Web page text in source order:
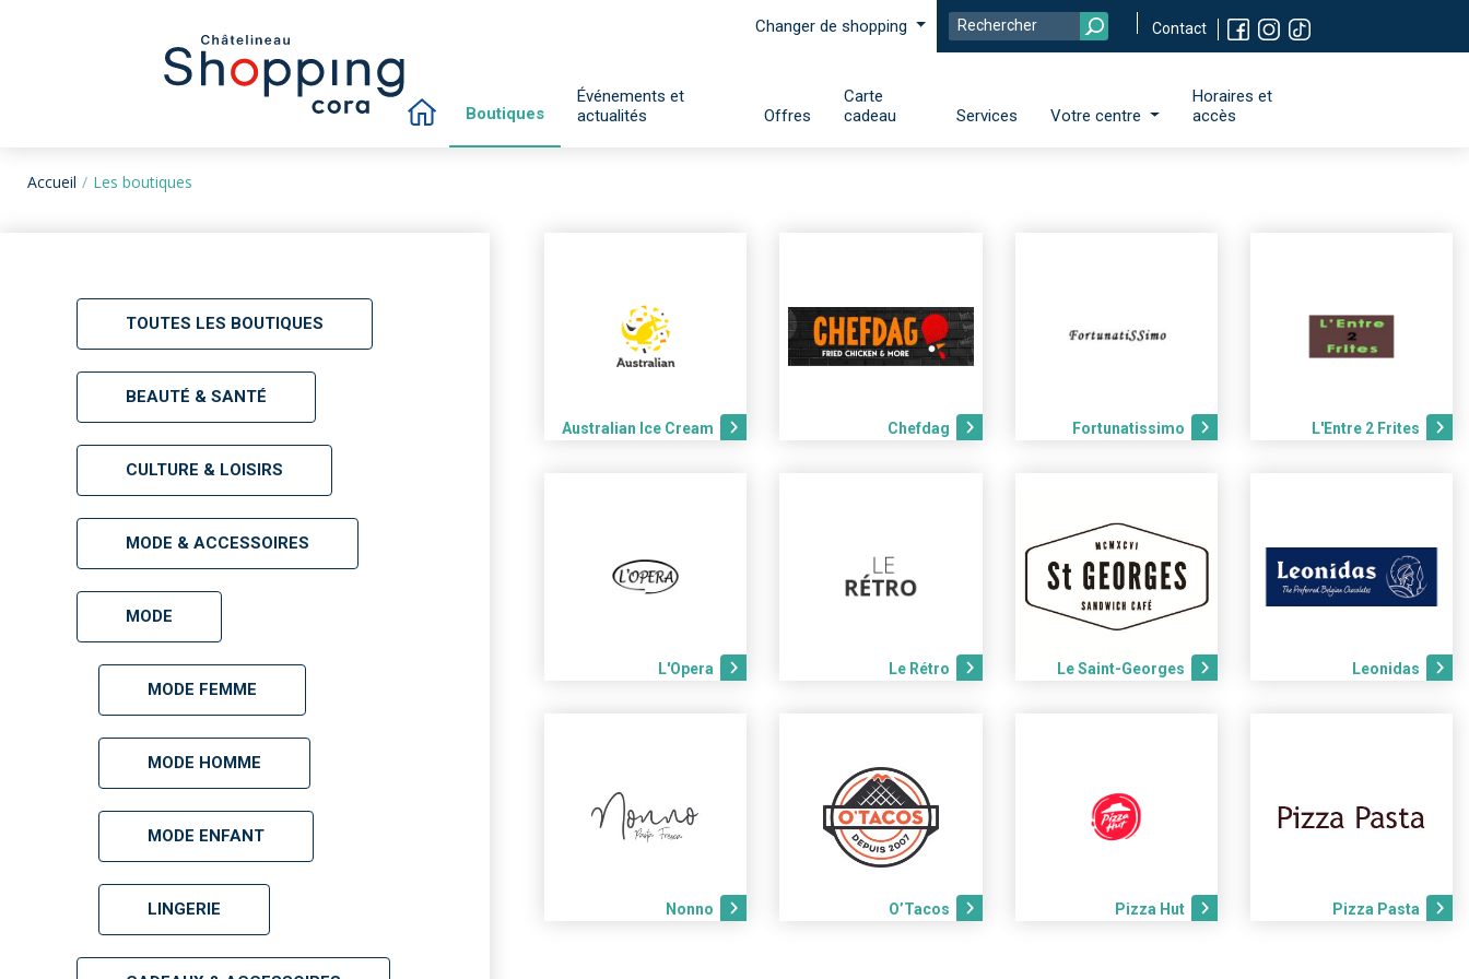
Changer de shopping Contact
Boutiques
Événements et
actualités
Offres
Carte
cadeau
Services Votre centre
Horaires et
accès
Accueil Les boutiques
TOUTES LES BOUTIQUES
BEAUTÉ & SANTÉ
CULTURE & LOISIRS
MODE & ACCESSOIRES
MODE
MODE FEMME
MODE HOMME
MODE ENFANT
LINGERIE
Australian Ice Cream Chefdag Fortunatissimo L'Entre 2 Frites
L'Opera Le Rétro Le Saint-Georges Leonidas
Nonno O’Tacos Pizza Hut Pizza Pasta